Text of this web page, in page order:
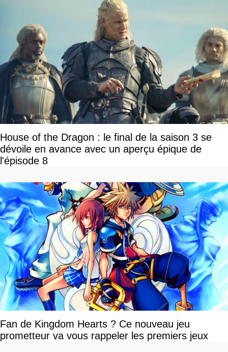
House of the Dragon : le final de la saison 3 se
dévoile en avance avec un aperçu épique de
l'épisode 8
Fan de Kingdom Hearts ? Ce nouveau jeu
prometteur va vous rappeler les premiers jeux